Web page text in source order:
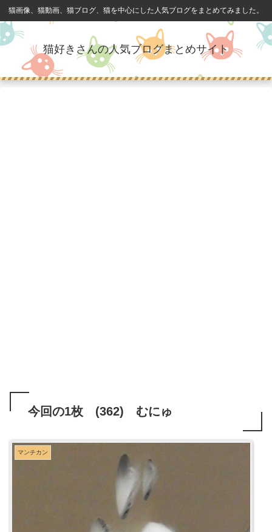
猫画像、猫動画、猫ブログ、猫を中心にした人気ブログをまとめてみました。
猫好きさんの人気ブログまとめサイト
今回の1枚 (362) むにゅ
マンチカン